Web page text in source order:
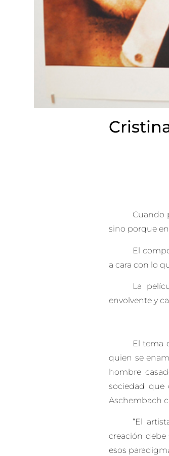
Cuando
sino porque
El
a cara con lo
La
envolvente y
El tema
quien se
hombre
sociedad que
Aschembach
“El
creación debe
esos